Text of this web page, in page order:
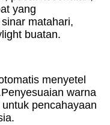
yang
matahari,
buatan.
menyetel
warna
pencahayaan